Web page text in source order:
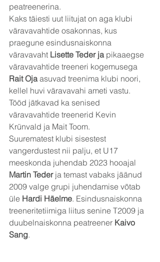
peatreenerina.
Kaks täiesti uut liitujat on aga klubi
väravavahtide osakonnas, kus
praegune esindusnaiskonna
väravavaht Lisette Teder ja pikaaegse
väravavahtide treeneri kogemusega
Rait Oja asuvad treenima klubi noori,
kellel huvi väravavahi ameti vastu.
Tööd jätkavad ka senised
väravavahtide treenerid Kevin
Krünvald ja Mait Toom.
Suurematest klubi sisestest
vangerdustest nii palju, et U17
meeskonda juhendab 2023 hooajal
Martin Teder ja temast vabaks jäänud
2009 valge grupi juhendamise võtab
üle Hardi Häelme. Esindusnaiskonna
treeneritetiimiga liitus senine T2009 ja
duubelnaiskonna peatreener Kaivo
Sang.